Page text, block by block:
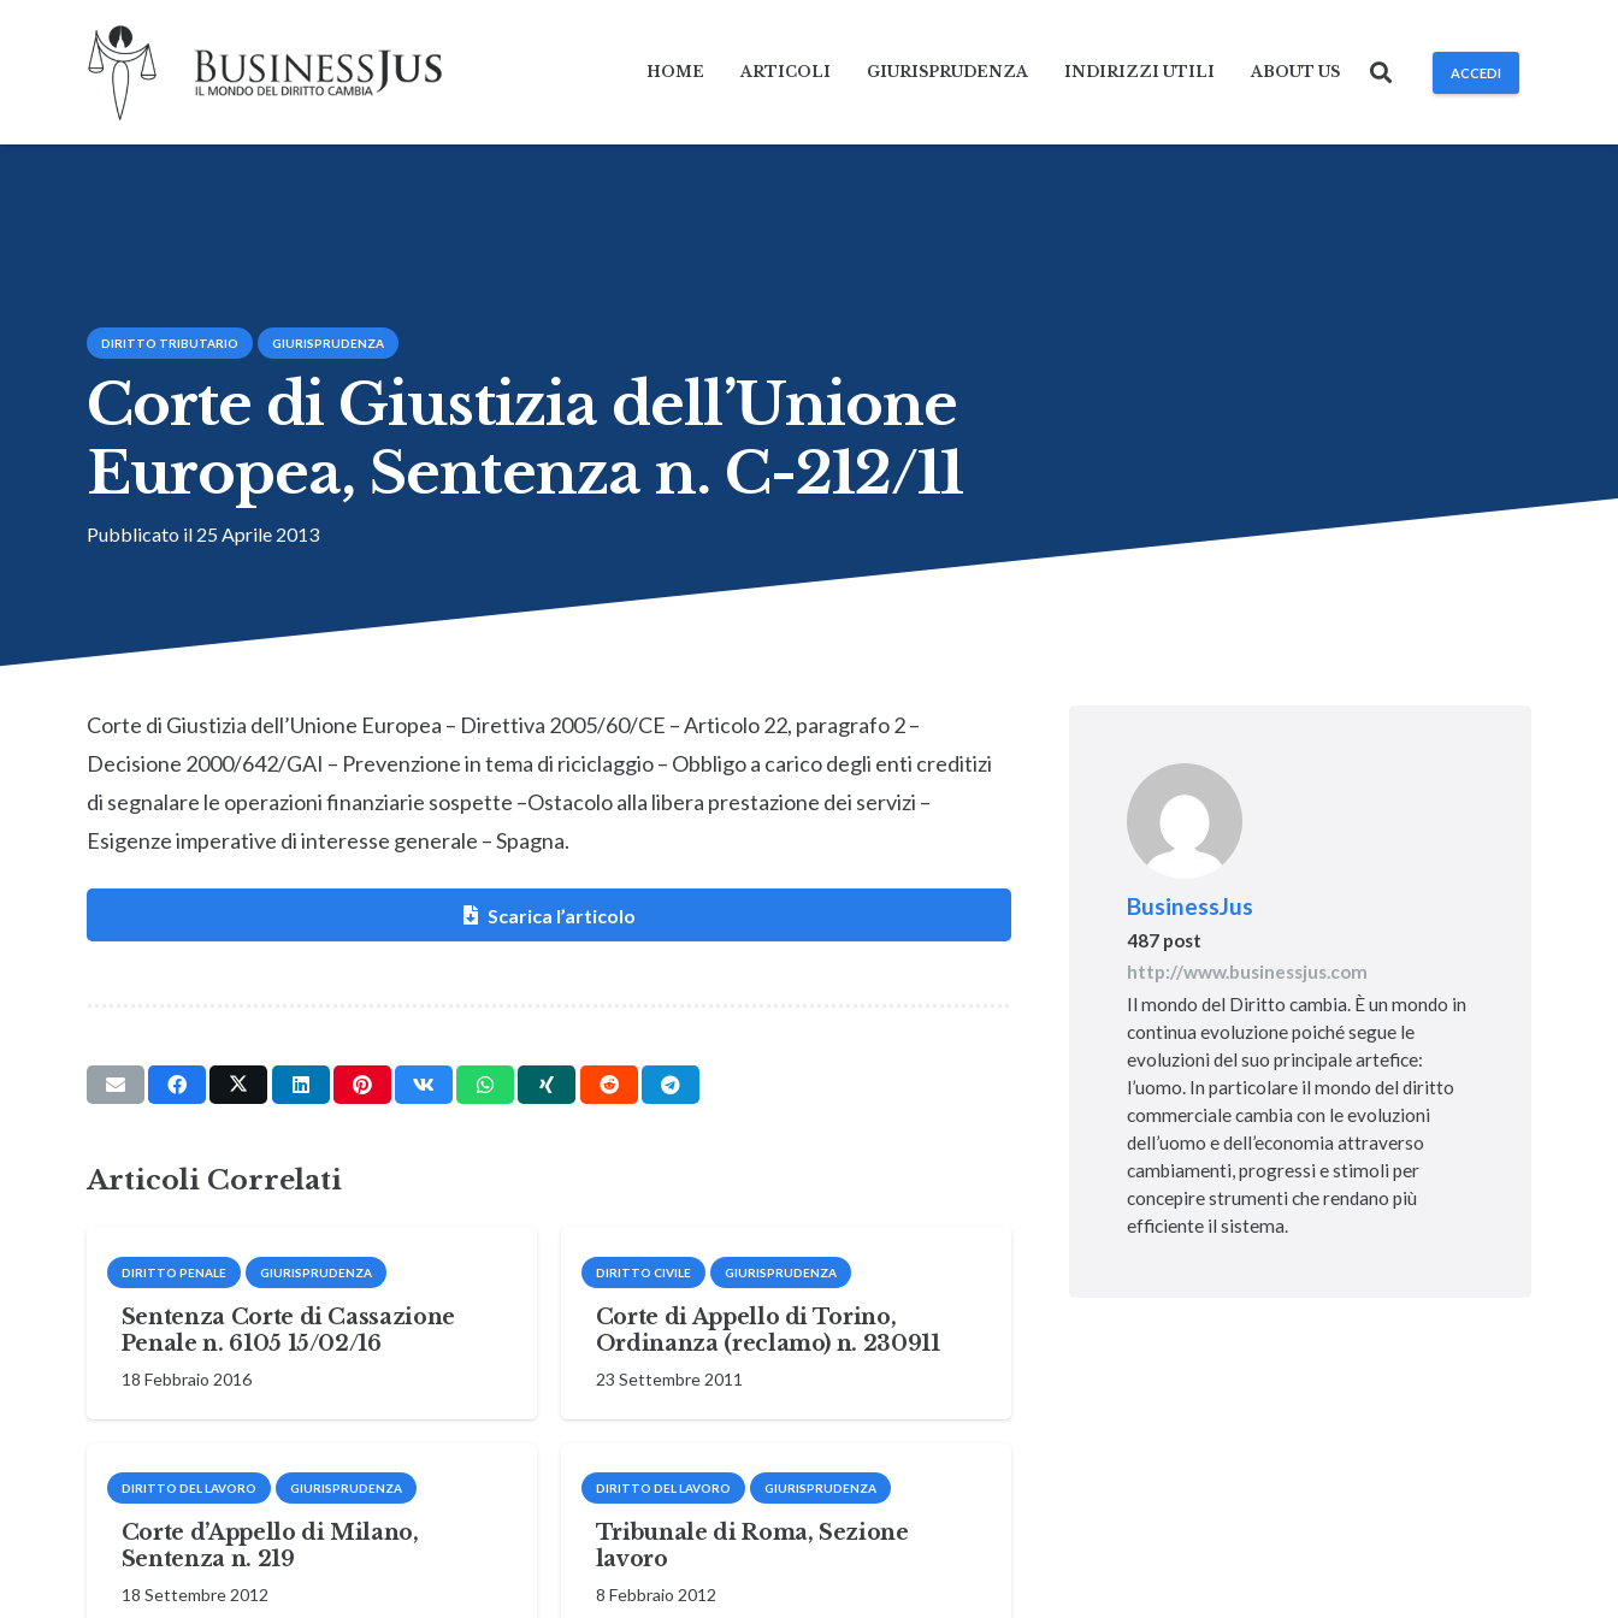
HOME ARTICOLI GIURISPRUDENZA INDIRIZZI UTILI ABOUT US ACCEDI
DIRITTO TRIBUTARIO GIURISPRUDENZA
Corte di Giustizia dell’Unione
Europea, Sentenza n. C-212/11
Pubblicato il 25 Aprile 2013
Corte di Giustizia dell’Unione Europea – Direttiva 2005/60/CE – Articolo 22, paragrafo 2 –
Decisione 2000/642/GAI – Prevenzione in tema di riciclaggio – Obbligo a carico degli enti creditizi
di segnalare le operazioni finanziarie sospette –Ostacolo alla libera prestazione dei servizi –
Esigenze imperative di interesse generale – Spagna.
Scarica l’articolo
Articoli Correlati
DIRITTO PENALE GIURISPRUDENZA
Sentenza Corte di Cassazione
Penale n. 6105 15/02/16
18 Febbraio 2016
DIRITTO CIVILE GIURISPRUDENZA
Corte di Appello di Torino,
Ordinanza (reclamo) n. 230911
23 Settembre 2011
DIRITTO DEL LAVORO GIURISPRUDENZA
Corte d’Appello di Milano,
Sentenza n. 219
18 Settembre 2012
DIRITTO DEL LAVORO GIURISPRUDENZA
Tribunale di Roma, Sezione
lavoro
8 Febbraio 2012
BusinessJus
487 post
http://www.businessjus.com
Il mondo del Diritto cambia. È un mondo in
continua evoluzione poiché segue le
evoluzioni del suo principale artefice:
l’uomo. In particolare il mondo del diritto
commerciale cambia con le evoluzioni
dell’uomo e dell’economia attraverso
cambiamenti, progressi e stimoli per
concepire strumenti che rendano più
efficiente il sistema.